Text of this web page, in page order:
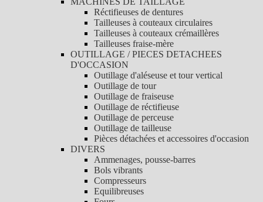
Réctifieuses de dentures
Tailleuses à couteaux circulaires
Tailleuses à couteaux crémaillères
Tailleuses fraise-mère
OUTILLAGE / PIECES DETACHEES
D'OCCASION
Outillage d'aléseuse et tour vertical
Outillage de tour
Outillage de fraiseuse
Outillage de réctifieuse
Outillage de perceuse
Outillage de tailleuse
Pièces détachées et accessoires d'occasion
DIVERS
Ammenages, pousse-barres
Bols vibrants
Compresseurs
Equilibreuses